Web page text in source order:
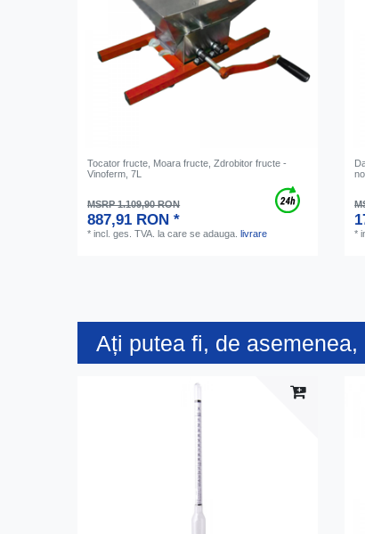
Tocator fructe, Moara fructe, Zdrobitor fructe -
Vinoferm, 7L
MSRP 1.109,90 RON
887,91 RON *
*incl. ges. TVA. la care se adauga.livrare *
Ați putea fi, de asemenea,